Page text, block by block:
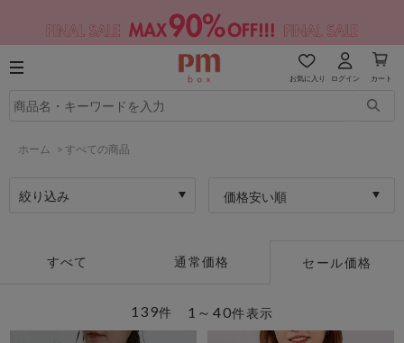
お気に入り ログイン カート
ホーム > すべての商品
絞り込み 価格安い順
すべて 通常価格 セール価格
1～40件表示
139件